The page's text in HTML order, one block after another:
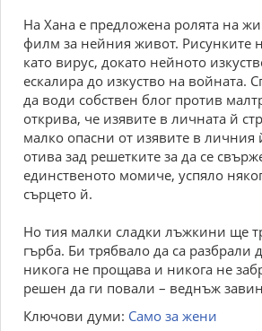
На Хана е предложена ролята на
филм за нейния живот. Рисунките
като вирус, докато нейното
ескалира до изкуство на войната.
да води собствен блог против
открива, че изявите в личната й
малко опасни от изявите в
отива зад решетките за да се
единственото момиче, успяло
сърцето й.
Но тия малки сладки лъжкини ще
гърба. Би трябвало да са разбрали
никога не прощава и никога не
решен да ги повали – веднъж
Ключови думи: Само за жени